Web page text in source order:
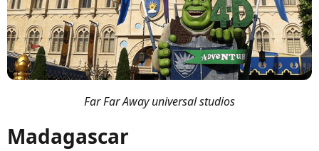
Far Far Away universal studios
Madagascar